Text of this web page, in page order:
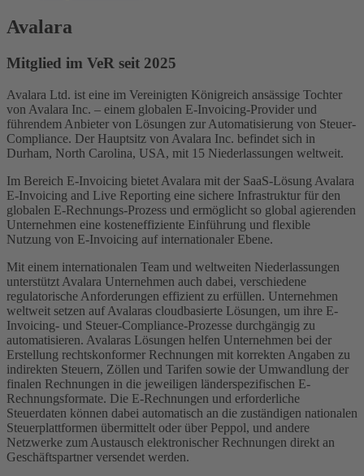
Avalara
Mitglied im VeR seit 2025
Avalara Ltd. ist eine im Vereinigten Königreich ansässige Tochter
von Avalara Inc. – einem globalen E-Invoicing-Provider und
führendem Anbieter von Lösungen zur Automatisierung von Steuer-
Compliance. Der Hauptsitz von Avalara Inc. befindet sich in
Durham, North Carolina, USA, mit 15 Niederlassungen weltweit.
Im Bereich E-Invoicing bietet Avalara mit der SaaS-Lösung Avalara
E-Invoicing and Live Reporting eine sichere Infrastruktur für den
globalen E-Rechnungs-Prozess und ermöglicht so global agierenden
Unternehmen eine kosteneffiziente Einführung und flexible
Nutzung von E-Invoicing auf internationaler Ebene.
Mit einem internationalen Team und weltweiten Niederlassungen
unterstützt Avalara Unternehmen auch dabei, verschiedene
regulatorische Anforderungen effizient zu erfüllen. Unternehmen
weltweit setzen auf Avalaras cloudbasierte Lösungen, um ihre E-
Invoicing- und Steuer-Compliance-Prozesse durchgängig zu
automatisieren. Avalaras Lösungen helfen Unternehmen bei der
Erstellung rechtskonformer Rechnungen mit korrekten Angaben zu
indirekten Steuern, Zöllen und Tarifen sowie der Umwandlung der
finalen Rechnungen in die jeweiligen länderspezifischen E-
Rechnungsformate. Die E-Rechnungen und erforderliche
Steuerdaten können dabei automatisch an die zuständigen nationalen
Steuerplattformen übermittelt oder über Peppol, und andere
Netzwerke zum Austausch elektronischer Rechnungen direkt an
Geschäftspartner versendet werden.